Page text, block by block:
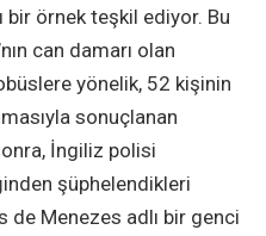
bir örnek teşkil ediyor. Bu
can damarı olan
yönelik, 52 kişinin
sonuçlanan
İngiliz polisi
şüphelendikleri
de Menezes adlı bir genci